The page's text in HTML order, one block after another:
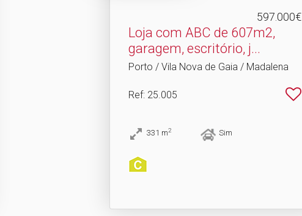
597.000€
Loja com ABC de 607m2,
garagem, escritório, j.​..
Porto / Vila Nova de Gaia / Madalena
Ref: 25.005
331 m2 Sim